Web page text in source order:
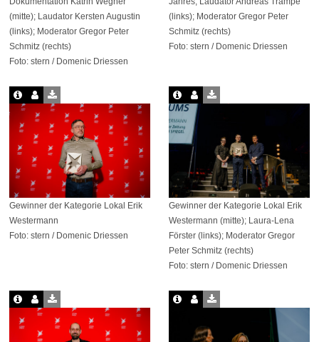
(mitte); Laudator Kersten Augustin
(links); Moderator Gregor Peter
Schmitz (rechts)
Foto: stern / Domenic Driessen
(links); Moderator Gregor Peter
Schmitz (rechts)
Foto: stern / Domenic Driessen
Gewinner der Kategorie Lokal Erik
Westermann
Foto: stern / Domenic Driessen
Gewinner der Kategorie Lokal Erik
Westermann (mitte); Laura-Lena
Förster (links); Moderator Gregor
Peter Schmitz (rechts)
Foto: stern / Domenic Driessen